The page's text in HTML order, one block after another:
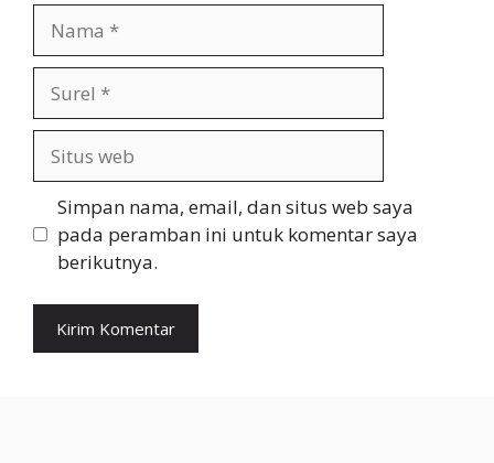
web
Simpan nama, email, dan situs web saya
pada peramban ini untuk komentar saya
berikutnya.